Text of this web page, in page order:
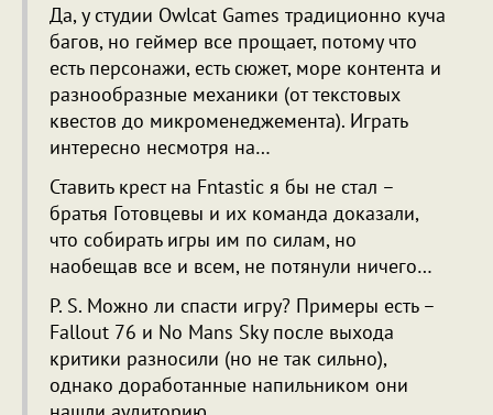
Да, у студии Owlcat Games традиционно куча
багов, но геймер все прощает, потому что
есть персонажи, есть сюжет, море контента и
разнообразные механики (от текстовых
квестов до микроменеджемента). Играть
интересно несмотря на…
Ставить крест на Fntastic я бы не стал –
братья Готовцевы и их команда доказали,
что собирать игры им по силам, но
наобещав все и всем, не потянули ничего…
P. S. Можно ли спасти игру? Примеры есть –
Fallout 76 и No Mans Sky после выхода
критики разносили (но не так сильно),
однако доработанные напильником они